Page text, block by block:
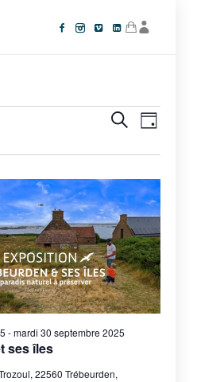
Recherche
navigation
vues
Évènements
RECHERCHE
de
JOUR
ses îles
-mardi 30 septembre 2025
22560 Trébeurden,